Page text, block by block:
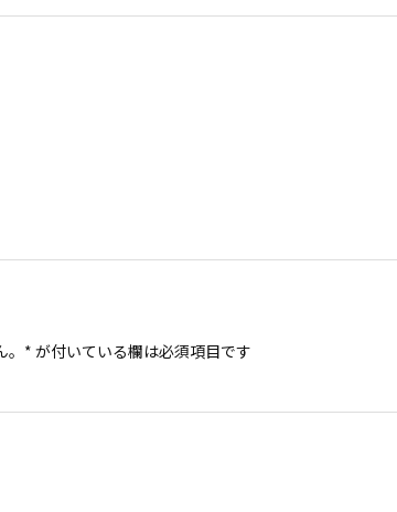
* が付いている欄は必須項目です